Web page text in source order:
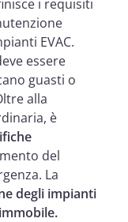
i requisiti
EVAC.
essere
guasti o
alla
è
del
La
degli impianti